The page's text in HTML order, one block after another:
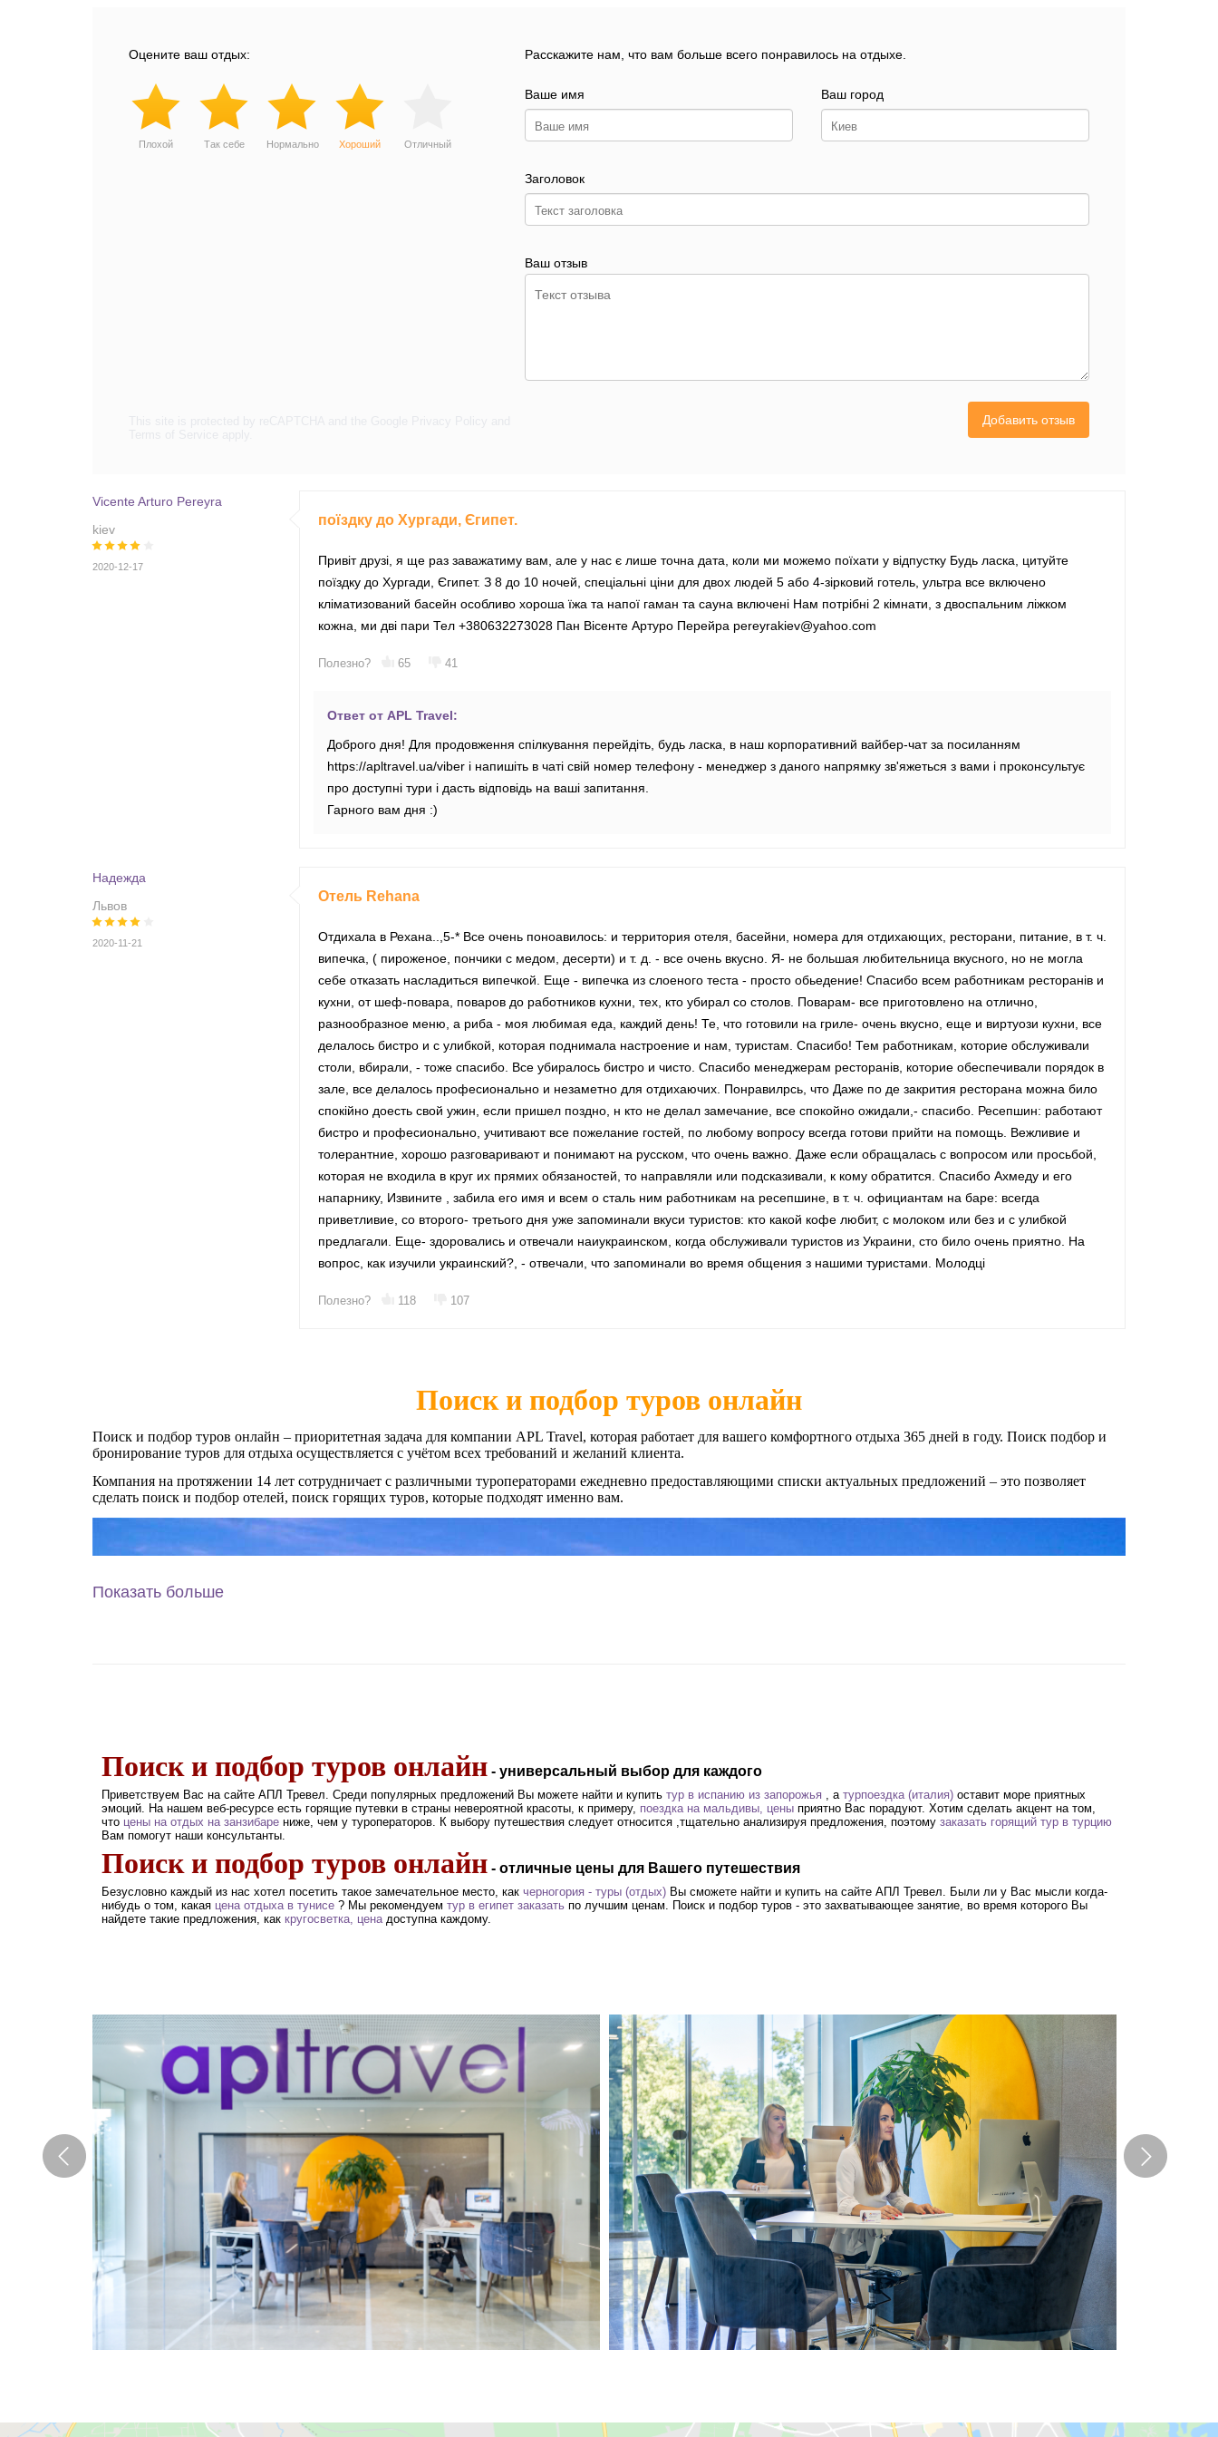
Оцените ваш отдых:
Плохой Так себе Нормально Хороший Отличный
Расскажите нам, что вам больше всего понравилось на отдыхе.
Ваше имя Ваш город
Заголовок
Ваш отзыв
Добавить отзыв
Vicente Arturo Pereyra
kiev
2020-12-17
поїздку до Хургади, Єгипет.
Привіт друзі, я ще раз заважатиму вам, але у нас є лише точна дата, коли ми можемо поїхати у відпустку Будь ласка, цитуйте
поїздку до Хургади, Єгипет. З 8 до 10 ночей, спеціальні ціни для двох людей 5 або 4-зірковий готель, ультра все включено
кліматизований басейн особливо хороша їжа та напої гаман та сауна включені Нам потрібні 2 кімнати, з двоспальним ліжком
кожна, ми дві пари Тел +380632273028 Пан Вісенте Артуро Перейра pereyrakiev@yahoo.com
Полезно? 65 41
Ответ от APL Travel:
Доброго дня! Для продовження спілкування перейдіть, будь ласка, в наш корпоративний вайбер-чат за посиланням
https://apltravel.ua/viber і напишіть в чаті свій номер телефону - менеджер з даного напрямку зв'яжеться з вами і проконсультує
про доступні тури і дасть відповідь на ваші запитання.
Гарного вам дня :)
Надежда
Львов
2020-11-21
Отель Rehana
Отдихала в Рехана..,5-* Все очень поноавилось: и территория отеля, басейни, номера для отдихающих, ресторани, питание, в т. ч.
випечка, ( пироженое, пончики с медом, десерти) и т. д. - все очень вкусно. Я- не большая любительница вкусного, но не могла
себе отказать насладиться випечкой. Еще - випечка из слоеного теста - просто обьедение! Спасибо всем работникам ресторанів и
кухни, от шеф-повара, поваров до работников кухни, тех, кто убирал со столов. Поварам- все приготовлено на отлично,
разнообразное меню, а риба - моя любимая еда, каждий день! Те, что готовили на гриле- очень вкусно, еще и виртуози кухни, все
делалось бистро и с улибкой, которая поднимала настроение и нам, туристам. Спасибо! Тем работникам, которие обслуживали
столи, вбирали, - тоже спасибо. Все убиралось бистро и чисто. Спасибо менеджерам ресторанів, которие обеспечивали порядок в
зале, все делалось професионально и незаметно для отдихаючих. Понравилрсь, что Даже по де закрития ресторана можна било
спокійно доесть свой ужин, если пришел поздно, н кто не делал замечание, все спокойно ожидали,- спасибо. Ресепшин: работают
бистро и професионально, учитивают все пожелание гостей, по любому вопросу всегда готови прийти на помощь. Вежливие и
толерантние, хорошо разговаривают и понимают на русском, что очень важно. Даже если обращалась с вопросом или просьбой,
которая не входила в круг их прямих обязаностей, то направляли или подсказивали, к кому обратится. Спасибо Ахмеду и его
напарнику, Извините , забила его имя и всем о сталь ним работникам на ресепшине, в т. ч. официантам на баре: всегда
приветливие, со второго- третього дня уже запоминали вкуси туристов: кто какой кофе любит, с молоком или без и с улибкой
предлагали. Еще- здоровались и отвечали наиукраинском, когда обслуживали туристов из Украини, сто било очень приятно. На
вопрос, как изучили украинский?, - отвечали, что запоминали во время общения з нашими туристами. Молодці
Полезно? 118 107
Поиск и подбор туров онлайн
Поиск и подбор туров онлайн – приоритетная задача для компании APL Travel, которая работает для вашего комфортного отдыха 365 дней в году. Поиск подбор и
бронирование туров для отдыха осуществляется с учётом всех требований и желаний клиента.
Компания на протяжении 14 лет сотрудничает с различными туроператорами ежедневно предоставляющими списки актуальных предложений – это позволяет
сделать поиск и подбор отелей, поиск горящих туров, которые подходят именно вам.
Одни из самых популярных туроператоров:
Anex Tour (Анекс Тур)- главные направления Турция и Египет, а также летает в Азию и на Карибы. Туры Анекс отличаются хорошим качеством и низкой
- лидер туристического рынка Украины как по количеству направлений, так и по количеству клиентов. Летают собственной авиакомпанией SkyUp.
- туроператор с долгой историей, ведь на рынке они уже более 20 лет. Основные направления - Турция, Египет
- украинский туроператор, основные направления Турция, Египет, Албания, Хорватия, Черногория.
TUI- европейский туроператор, который продвигает на рынке свои отели с концепцией отдыха TUI FUN&SUN, а также детский клуб Tucan.
На сайте представлены не только путешествия с вылетом в ближайшее время, но и более поздние варианты.
Показать больше
Поиск и подбор туров онлайн - универсальный выбор для каждого
Приветствуем Вас на сайте АПЛ Тревел. Среди популярных предложений Вы можете найти и купить тур в испанию из запорожья , а турпоездка (италия) оставит море приятных
эмоций. На нашем веб-ресурсе есть горящие путевки в страны невероятной красоты, к примеру, поездка на мальдивы, цены приятно Вас порадуют. Хотим сделать акцент на том,
что цены на отдых на занзибаре ниже, чем у туроператоров. К выбору путешествия следует относится ,тщательно анализируя предложения, поэтому заказать горящий тур в турцию
Вам помогут наши консультанты.
Поиск и подбор туров онлайн - отличные цены для Вашего путешествия
Безусловно каждый из нас хотел посетить такое замечательное место, как черногория - туры (отдых) Вы сможете найти и купить на сайте АПЛ Тревел. Были ли у Вас мысли когда-
нибудь о том, какая цена отдыха в тунисе ? Мы рекомендуем тур в египет заказать по лучшим ценам. Поиск и подбор туров - это захватывающее занятие, во время которого Вы
найдете такие предложения, как кругосветка, ценадоступна каждому.